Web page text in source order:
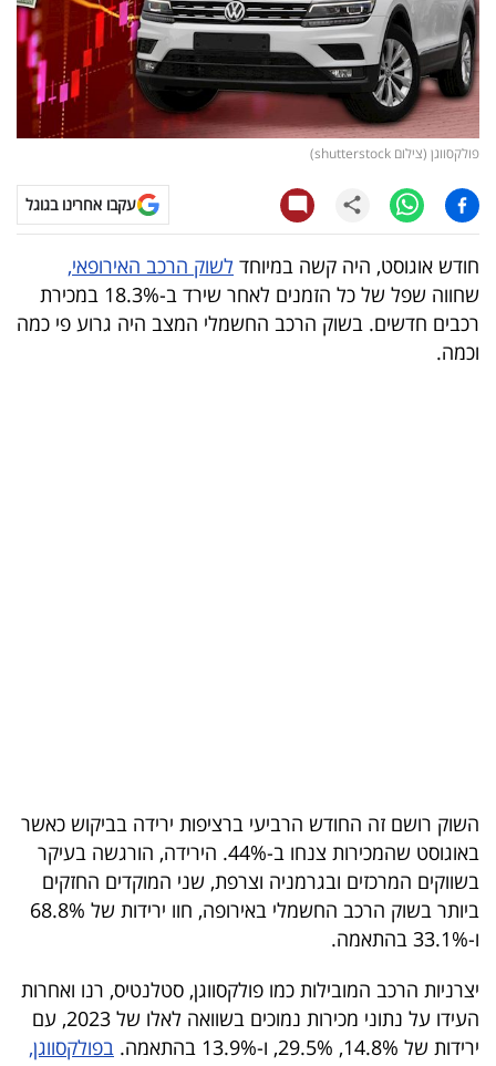
רכילות
עסקית
קריפטו
ויראלי
טלוויזיה
עסקי
ספורט
קריירה
5
המילון
הכלכלי
פודקאסט
40
UNDER
פולקסווגן (צילום shutterstock)
עקבו אחרינו בגוגל
חודש אוגוסט, היה קשה במיוחד לשוק הרכב האירופאי,
שחווה שפל של כל הזמנים לאחר שירד ב-18.3% במכירת
רכבים חדשים. בשוק הרכב החשמלי המצב היה גרוע פי כמה
וכמה.
השוק רושם זה החודש הרביעי ברציפות ירידה בביקוש כאשר
באוגוסט שהמכירות צנחו ב-44%. הירידה, הורגשה בעיקר
בשווקים המרכזים ובגרמניה וצרפת, שני המוקדים החזקים
ביותר בשוק הרכב החשמלי באירופה, חוו ירידות של 68.8%
ו-33.1% בהתאמה.
יצרניות הרכב המובילות כמו פולקסווגן, סטלנטיס, רנו ואחרות
העידו על נתוני מכירות נמוכים בשוואה לאלו של 2023, עם
ירידות של 14.8%, 29.5%, ו-13.9% בהתאמה.
בפולקסווגן,